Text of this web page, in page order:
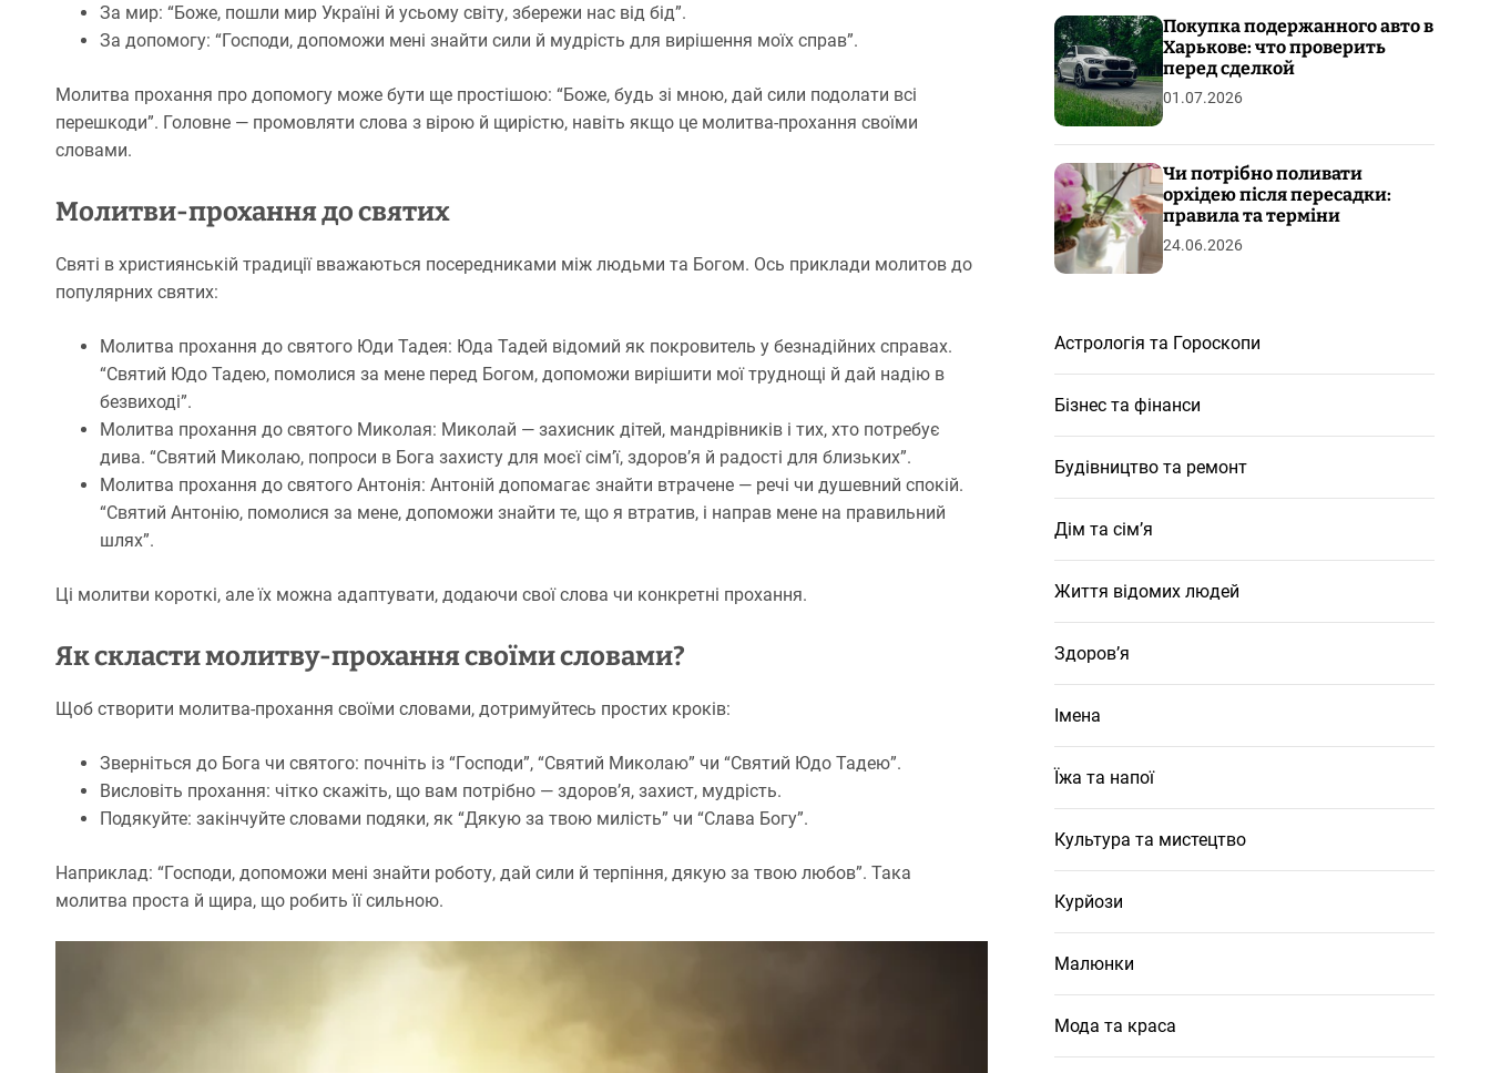
За мир: “Боже, пошли мир Україні й усьому світу, збережи нас від бід”.
За допомогу: “Господи, допоможи мені знайти сили й мудрість для вирішення моїх справ”.
Молитва прохання про допомогу може бути ще простішою: “Боже, будь зі мною, дай сили подолати всі
перешкоди”. Головне — промовляти слова з вірою й щирістю, навіть якщо це молитва-прохання своїми
словами.
Молитви-прохання до святих
Святі в християнській традиції вважаються посередниками між людьми та Богом. Ось приклади молитов до
популярних святих:
Молитва прохання до святого Юди Тадея: Юда Тадей відомий як покровитель у безнадійних справах.
“Святий Юдо Тадею, помолися за мене перед Богом, допоможи вирішити мої труднощі й дай надію в
безвиході”.
Молитва прохання до святого Миколая: Миколай — захисник дітей, мандрівників і тих, хто потребує
дива. “Святий Миколаю, попроси в Бога захисту для моєї сім’ї, здоров’я й радості для близьких”.
Молитва прохання до святого Антонія: Антоній допомагає знайти втрачене — речі чи душевний спокій.
“Святий Антонію, помолися за мене, допоможи знайти те, що я втратив, і направ мене на правильний
шлях”.
Ці молитви короткі, але їх можна адаптувати, додаючи свої слова чи конкретні прохання.
Як скласти молитву-прохання своїми словами?
Щоб створити молитва-прохання своїми словами, дотримуйтесь простих кроків:
Зверніться до Бога чи святого: почніть із “Господи”, “Святий Миколаю” чи “Святий Юдо Тадею”.
Висловіть прохання: чітко скажіть, що вам потрібно — здоров’я, захист, мудрість.
Подякуйте: закінчуйте словами подяки, як “Дякую за твою милість” чи “Слава Богу”.
Наприклад: “Господи, допоможи мені знайти роботу, дай сили й терпіння, дякую за твою любов”. Така
молитва проста й щира, що робить її сильною.
Покупка подержанного авто в
Харькове: что проверить
перед сделкой
01.07.2026
Чи потрібно поливати
орхідею після пересадки:
правила та терміни
24.06.2026
Астрологія та Гороскопи
Бізнес та фінанси
Будівництво та ремонт
Дім та сім’я
Життя відомих людей
Здоров’я
Імена
Їжа та напої
Культура та мистецтво
Курйози
Малюнки
Мода та краса